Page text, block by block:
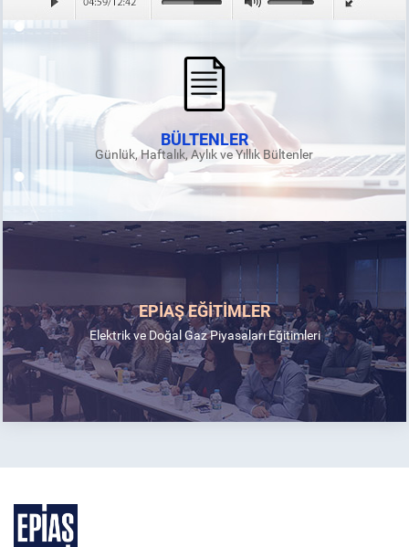
BÜLTENLER
Günlük, Haftalık, Aylık ve Yıllık Bültenler
EPİAŞ EĞİTİMLER
Elektrik ve Doğal Gaz Piyasaları Eğitimleri